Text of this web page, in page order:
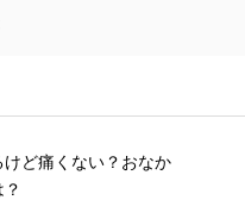
けど痛くない？おなか